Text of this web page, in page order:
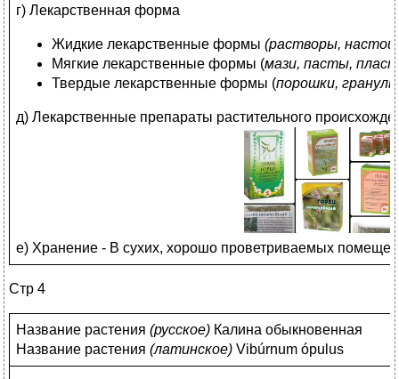
г) Лекарственная форма
Жидкие лекарственные формы (растворы,
Мягкие лекарственные формы (мази, пасты,
Твердые лекарственные формы (порошки,
д) Лекарственные препараты растительного
е) Хранение - В сухих, хорошо проветриваемых
Стр 4
Название растения (русское) Калина обыкновенная
Название растения (латинское) Vibúrnum ópulus